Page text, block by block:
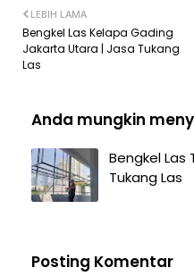
LEBIH LAMA
Bengkel Las Kelapa Gading
Jakarta Utara | Jasa Tukang
Las
Anda mungkin
Bengkel
Tukang Las
Posting Komentar